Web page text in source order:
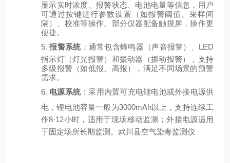
显示实时浓度、报警状态、电池电量等信息，用户
可通过按键进行参数设置（如报警阈值、采样间
隔）、校准等操作。部分仪器配备触摸屏，操作更
便捷。
5.报警系统：通常包含蜂鸣器（声音报警）、 LED
指示灯（灯光报警）和振动器（振动报警），支持
多级报警（如低报、高报），满足不同场景的预警
需求。
6. 电源系统：采用内置可充电锂电池或外接电源供
电，锂电池容量一般为3000mAh以上，支持连续工
作8-12小时，适用于现场移动监测；外接电源适用
于固定场所长期监测。 武川县空气染毒监测仪